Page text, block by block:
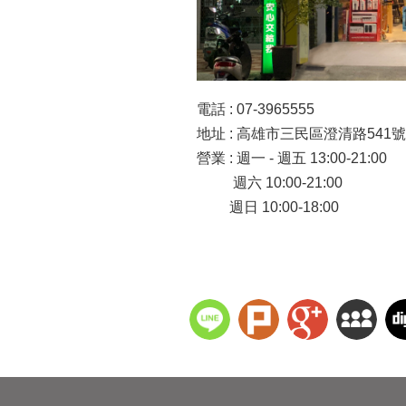
電話 : 07-3965555
地址 : 高雄市三民區澄清路541號
營業 : 週一 - 週五 13:00-21:00
週六 10:00-21:00
週日 10:00-18:00